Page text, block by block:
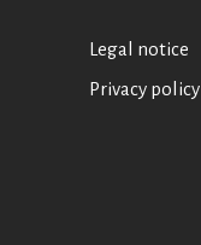
Legal notice
Privacy policy